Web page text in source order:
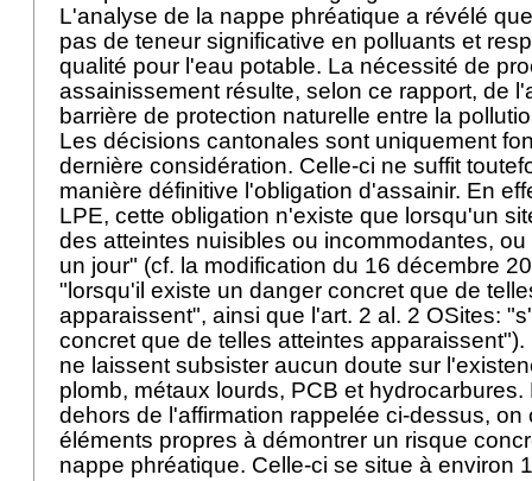
L'analyse de la nappe phréatique a révélé
pas de teneur significative en polluants et
qualité pour l'eau potable. La nécessité de
assainissement résulte, selon ce rapport, de
barrière de protection naturelle entre la
Les décisions cantonales sont uniquement
dernière considération. Celle-ci ne suffit
manière définitive l'obligation d'assainir. En
LPE, cette obligation n'existe que lorsqu'un
des atteintes nuisibles ou incommodantes,
un jour" (cf. la modification du 16 décembre
"lorsqu'il existe un danger concret que de
apparaissent", ainsi que l'art. 2 al. 2 OSites:
concret que de telles atteintes
ne laissent subsister aucun doute sur
plomb, métaux lourds, PCB et
dehors de l'affirmation rappelée ci-dessus,
éléments propres à démontrer un risque
nappe phréatique. Celle-ci se situe à environ